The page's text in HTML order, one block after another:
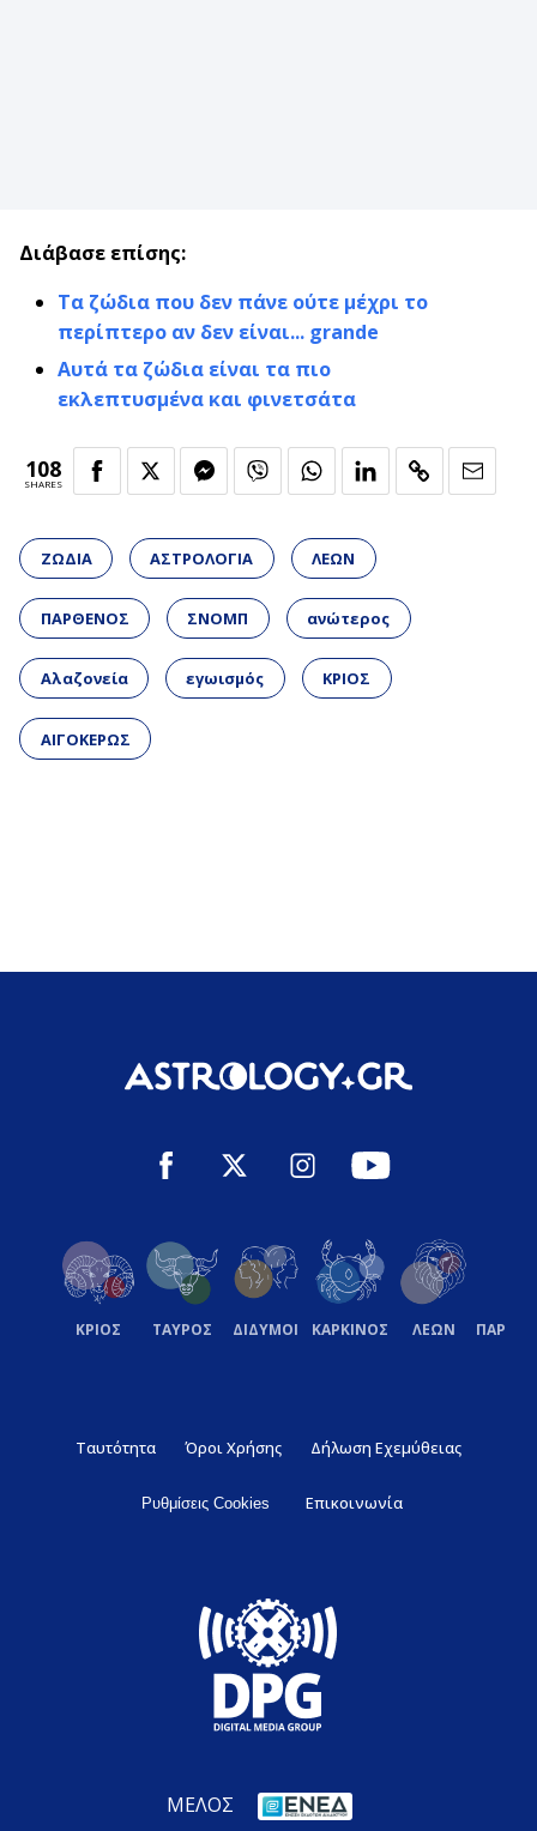
Διάβασε επίσης:
Τα ζώδια που δεν πάνε ούτε μέχρι το
περίπτερο αν δεν είναι... grande
Αυτά τα ζώδια είναι τα πιο
εκλεπτυσμένα και φινετσάτα
108
SHARES
ΖΩΔΙΑ ΑΣΤΡΟΛΟΓΙΑ ΛΕΩΝ
ΠΑΡΘΕΝΟΣ ΣΝΟΜΠ ανώτερος
Αλαζονεία εγωισμός ΚΡΙΟΣ
ΑΙΓΟΚΕΡΩΣ
ΚΡΙΟΣ ΤΑΥΡΟΣ ΔΙΔΥΜΟΙ ΚΑΡΚΙΝΟΣ ΛΕΩΝ
Ταυτότητα Όροι Χρήσης Δήλωση Εχεμύθειας
Ρυθμίσεις Cookies Επικοινωνία
ΜΕΛΟΣ